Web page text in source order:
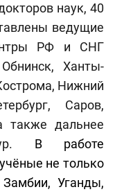
наук, 40
ведущие
РФ и СНГ
Обнинск,
Ханты-
Нижний
Саров,
дальнее
В работе
не только
Уганды,